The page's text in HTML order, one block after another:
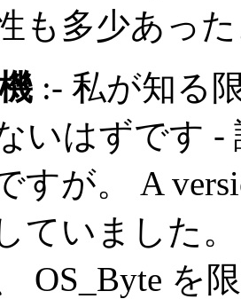
も多少あっ
:- 私が知る
いはずです
すが。 A
ていました
OS_Byte を